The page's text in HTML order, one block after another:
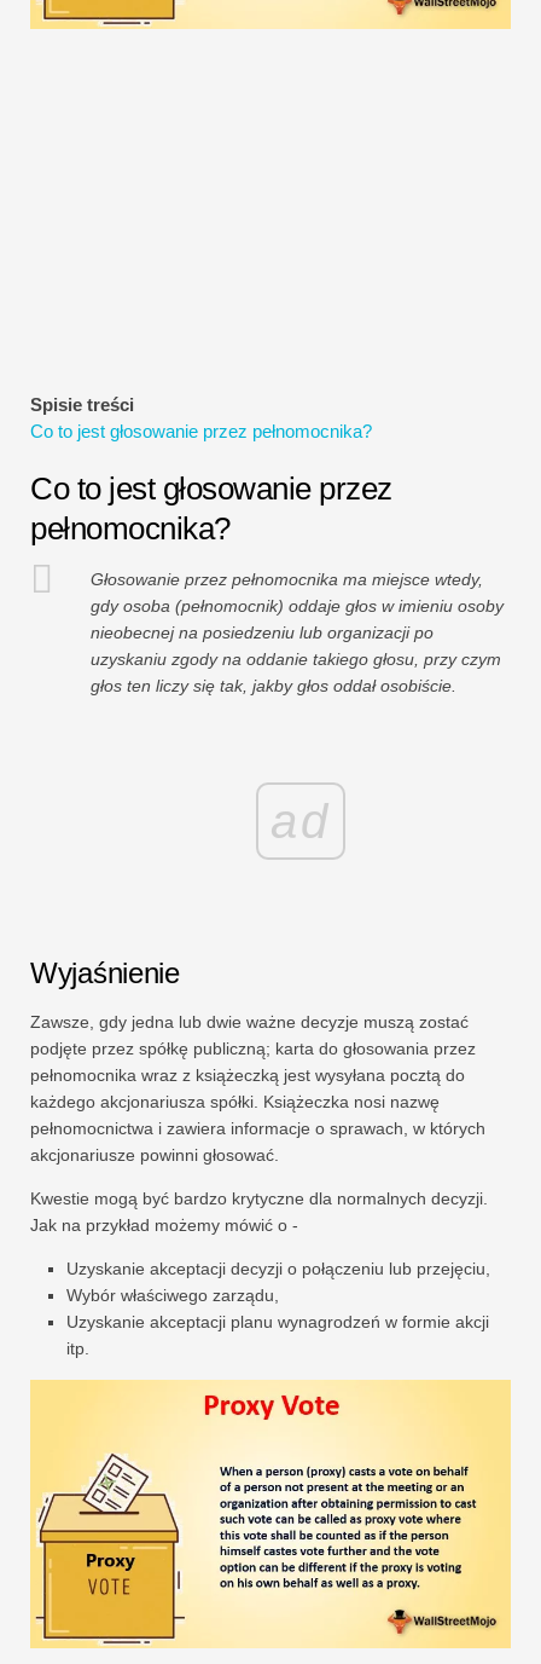
Samouczki dotyczące modelowania finansowego
Spisie treści
Co to jest głosowanie przez pełnomocnika?
Co to jest głosowanie przez
pełnomocnika?
Głosowanie przez pełnomocnika ma miejsce wtedy,
gdy osoba (pełnomocnik) oddaje głos w imieniu osoby
nieobecnej na posiedzeniu lub organizacji po
uzyskaniu zgody na oddanie takiego głosu, przy czym
głos ten liczy się tak, jakby głos oddał osobiście.
ad
Wyjaśnienie
Zawsze, gdy jedna lub dwie ważne decyzje muszą zostać
podjęte przez spółkę publiczną; karta do głosowania przez
pełnomocnika wraz z książeczką jest wysyłana pocztą do
każdego akcjonariusza spółki. Książeczka nosi nazwę
pełnomocnictwa i zawiera informacje o sprawach, w których
akcjonariusze powinni głosować.
Kwestie mogą być bardzo krytyczne dla normalnych decyzji.
Jak na przykład możemy mówić o -
Uzyskanie akceptacji decyzji o połączeniu lub przejęciu,
Wybór właściwego zarządu,
Uzyskanie akceptacji planu wynagrodzeń w formie akcji
itp.